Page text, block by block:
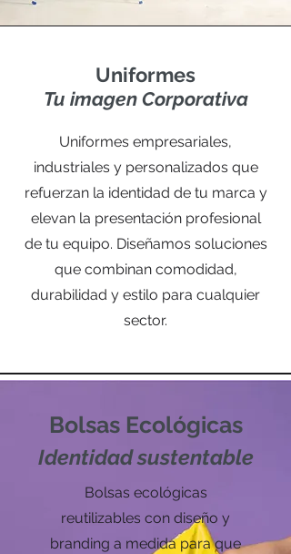
Uniformes
Tu imagen Corporativa
Uniformes empresariales,
industriales y personalizados que
refuerzan la identidad de tu marca y
elevan la presentación profesional
de tu equipo. Diseñamos soluciones
que combinan comodidad,
durabilidad y estilo para cualquier
sector.
Bolsas Ecológicas
Identidad sustentable
Bolsas ecológicas
reutilizables con diseño y
branding a medida para que